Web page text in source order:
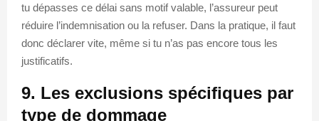
tu dépasses ce délai sans motif valable, l’assureur peut
réduire l’indemnisation ou la refuser. Dans la pratique, il faut
donc déclarer vite, même si tu n’as pas encore tous les
justificatifs.
9. Les exclusions spécifiques par
type de dommage